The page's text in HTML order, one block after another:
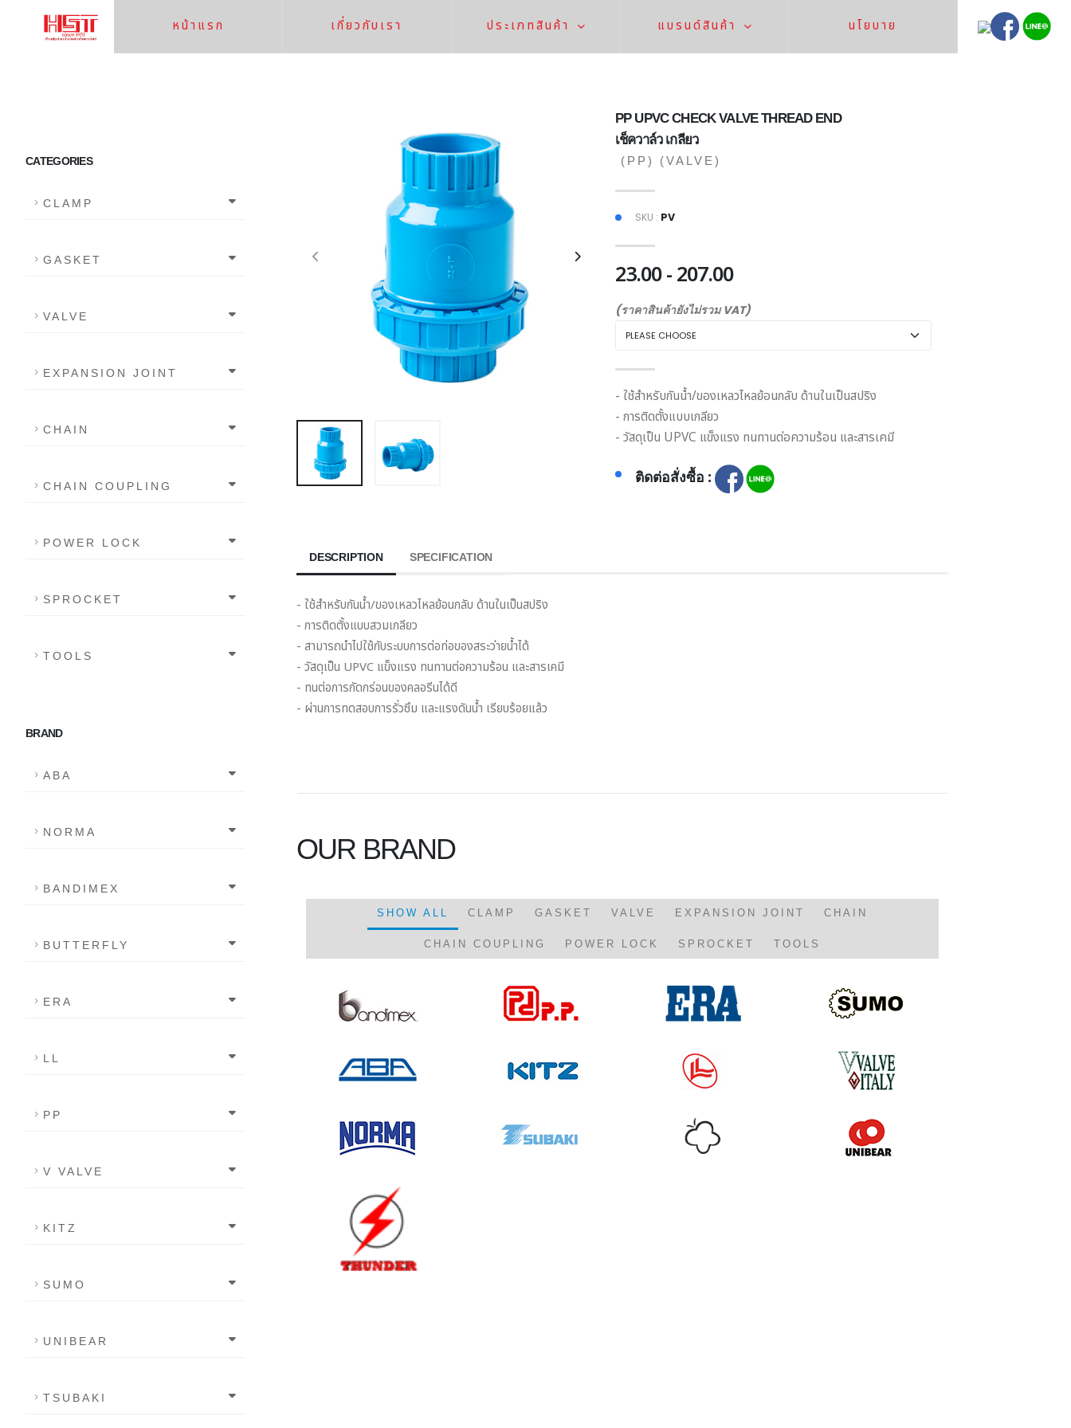
หน้าแรก เกี่ยวกับเรา ประเภทสินค้า แบรนด์สินค้า นโยบาย
CATEGORIES
CLAMP
GASKET
VALVE
EXPANSION JOINT
CHAIN
CHAIN COUPLING
POWER LOCK
SPROCKET
TOOLS
BRAND
ABA
NORMA
BANDIMEX
BUTTERFLY
ERA
LL
PP
V VALVE
KITZ
SUMO
UNIBEAR
TSUBAKI
PP UPVC CHECK VALVE THREAD END
เช็ควาล์ว เกลียว
(PP) (VALVE)
SKU : PV
23.00 - 207.00
(ราคาสินค้ายังไม่รวม VAT)
- ใช้สำหรับกันน้ำ/ของเหลวไหลย้อนกลับ ด้านในเป็นสปริง
- การติดตั้งแบบเกลียว
- วัสดุเป็น UPVC แข็งแรง ทนทานต่อความร้อน และสารเคมี
ติดต่อสั่งซื้อ :
DESCRIPTION SPECIFICATION
- ใช้สำหรับกันน้ำ/ของเหลวไหลย้อนกลับ ด้านในเป็นสปริง
- การติดตั้งแบบสวมเกลียว
- สามารถนำไปใช้กับระบบการต่อท่อของสระว่ายน้ำได้
- วัสดุเป็น UPVC แข็งแรง ทนทานต่อความร้อน และสารเคมี
- ทนต่อการกัดกร่อนของคลอรีนได้ดี
- ผ่านการทดสอบการรั่วซึม และแรงดันน้ำ เรียบร้อยแล้ว
OUR BRAND
SHOW ALL CLAMP GASKET VALVE EXPANSION JOINT CHAIN
CHAIN COUPLING POWER LOCK SPROCKET TOOLS